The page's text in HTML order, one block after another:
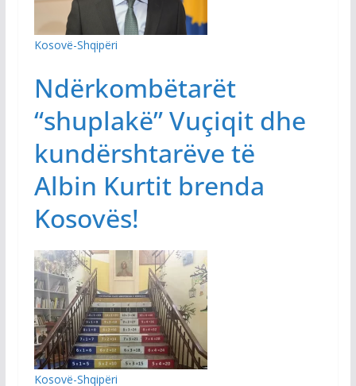
Kosovë-Shqipëri
Ndërkombëtarët
“shuplakë” Vuçiqit dhe
kundërshtarëve të
Albin Kurtit brenda
Kosovës!
Kosovë-Shqipëri